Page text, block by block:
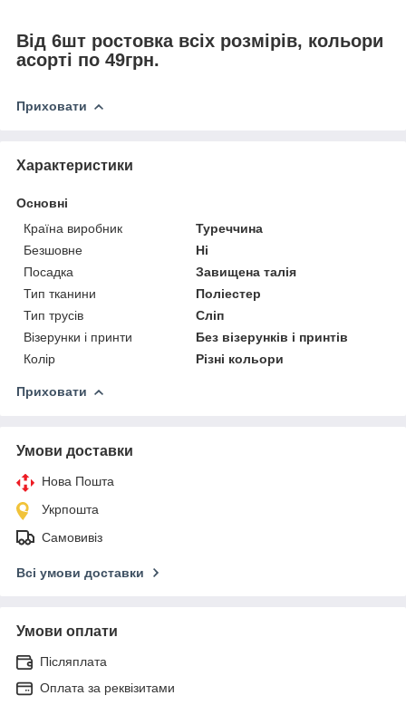
Від 6шт ростовка всіх розмірів, кольори
асорті по 49грн.
Приховати
Характеристики
Основні
Країна виробник
Туреччина
Безшовне
Ні
Посадка
Завищена талія
Тип тканини
Поліестер
Тип трусів
Сліп
Візерунки і принти
Без візерунків і принтів
Колір
Різні кольори
Приховати
Умови доставки
Нова Пошта
Укрпошта
Самовивіз
Всі умови доставки
Умови оплати
Післяплата
Оплата за реквізитами